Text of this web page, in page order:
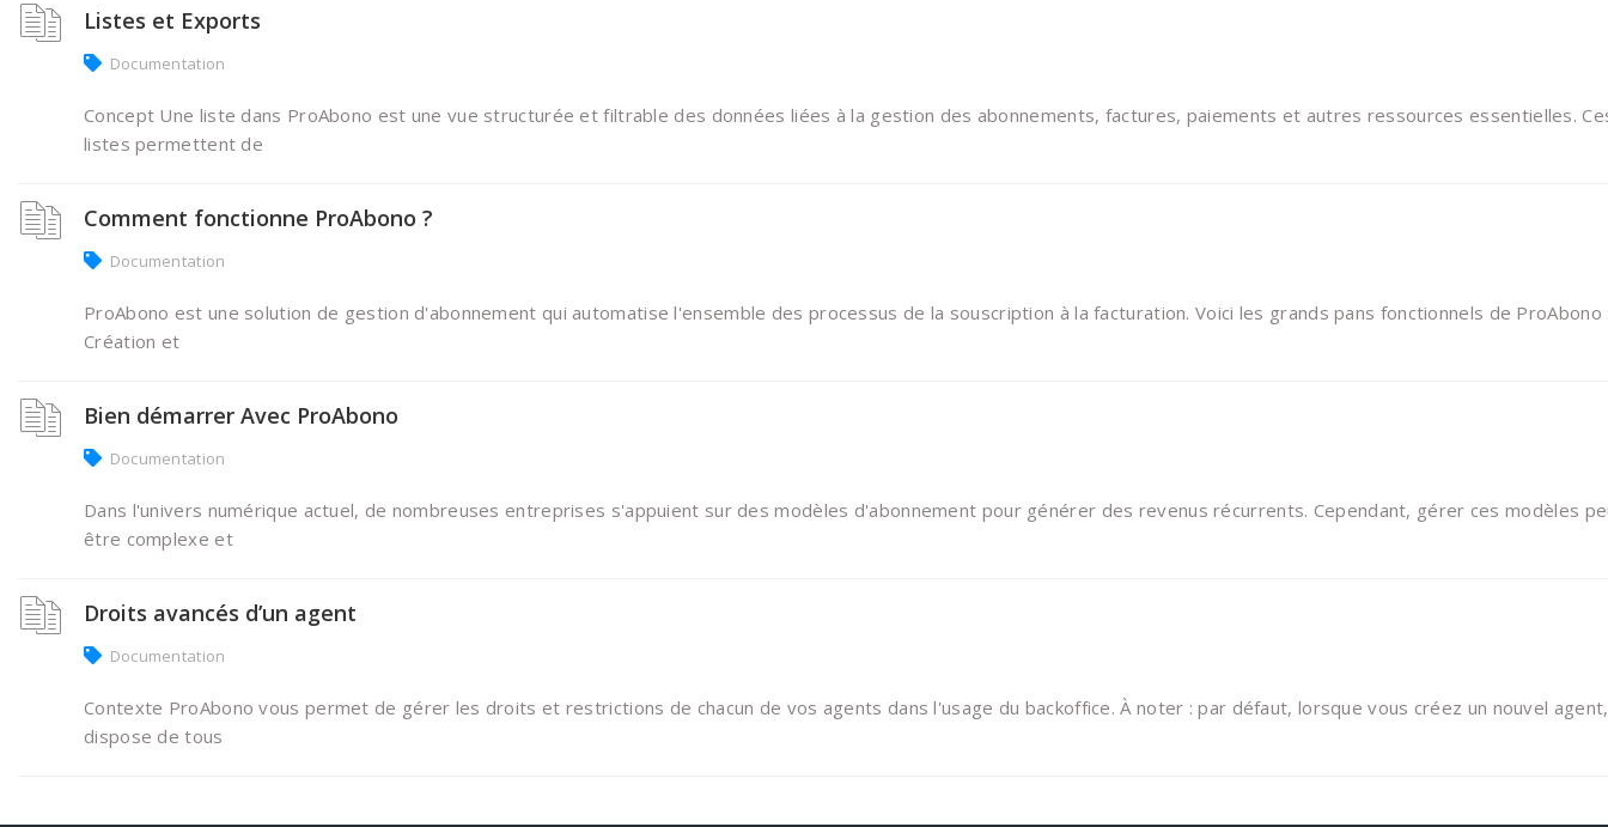
Listes et Exports
Documentation
Concept Une liste dans ProAbono est une vue structurée et filtrable des données liées à la gestion des abonnements, factures, paiements et autres ressources essentielles.
listes permettent de
Comment fonctionne ProAbono ?
Documentation
ProAbono est une solution de gestion d'abonnement qui automatise l'ensemble des processus de la souscription à la facturation. Voici les grands pans fonctionnels de ProAbono
Création et
Bien démarrer Avec ProAbono
Documentation
Dans l'univers numérique actuel, de nombreuses entreprises s'appuient sur des modèles d'abonnement pour générer des revenus récurrents. Cependant, gérer ces modèles
être complexe et
Droits avancés d’un agent
Documentation
Contexte ProAbono vous permet de gérer les droits et restrictions de chacun de vos agents dans l'usage du backoffice. À noter : par défaut, lorsque vous créez un nouvel
dispose de tous